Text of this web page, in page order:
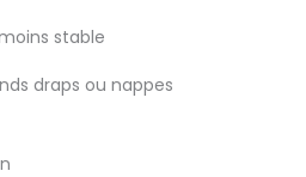
stable
draps ou nappes